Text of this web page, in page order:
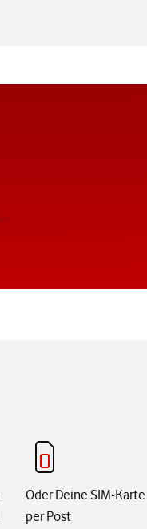
Oder Deine SIM-Karte
per Post